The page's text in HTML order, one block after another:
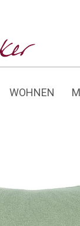
WOHNEN